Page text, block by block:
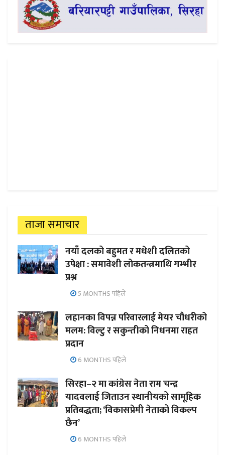
ताजा समाचार
नयाँ दलको बहुमत र मधेशी दलितको
उपेक्षा : समावेशी लोकतन्त्रमाथि गम्भीर
प्रश्न
5 MONTHS पहिले
लहानका विपन्न परिवारलाई मेयर चौधरीको
मलम: विल्टु र सकुन्तीको निधनमा राहत
प्रदान
6 MONTHS पहिले
सिरहा–२ मा कांग्रेस नेता राम चन्द्र
यादवलाई जिताउन स्थानीयको सामूहिक
प्रतिबद्धता; ‘विकासप्रेमी नेताको विकल्प
छैन’
6 MONTHS पहिले